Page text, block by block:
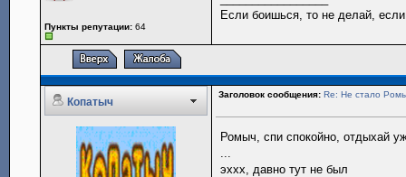
Пункты репутации: 64
Если боишься, то не делай,
Копатыч
Заголовок сообщения: Re: Не стало
Ромыч, спи спокойно, отдыхай
...
эххх, давно тут не был